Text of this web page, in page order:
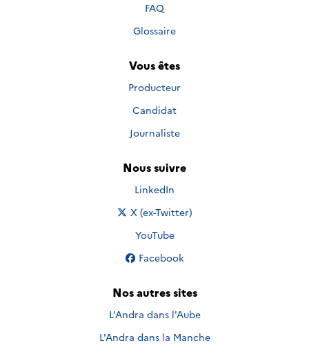
FAQ
Glossaire
Vous êtes
Producteur
Candidat
Journaliste
Nous suivre
Nous suivre sur
LinkedIn
Nous suivre sur
X (ex-Twitter)
Nous suivre sur
YouTube
Nous suivre sur
Facebook
Nos autres sites
L'Andra dans l'Aube
L'Andra dans la Manche